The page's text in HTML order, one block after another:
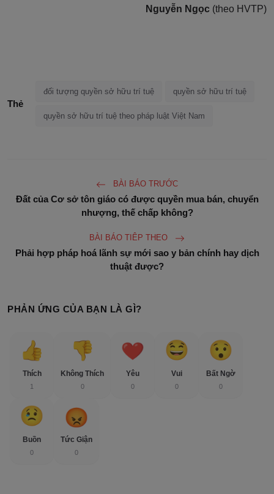
Nguyễn Ngọc (theo HVTP)
Thẻ
đối tượng quyền sở hữu trí tuệ quyền sở hữu trí tuệ
quyền sở hữu trí tuệ theo pháp luật Việt Nam
BÀI BÁO TRƯỚC
Đất của Cơ sở tôn giáo có được quyền mua bán, chuyển
nhượng, thế chấp không?
BÀI BÁO TIÊP THEO
Phải hợp pháp hoá lãnh sự mới sao y bản chính hay dịch
thuật được?
PHẢN ỨNG CỦA BẠN LÀ GÌ?
Thích
1
Không Thích
0
Yêu
0
Vui
0
Bất Ngờ
0
Buồn
0
Tức Giận
0